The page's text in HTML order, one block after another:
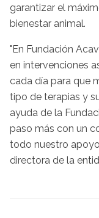
garantizar el
bienestar animal.
"En Fundación
en intervenciones
cada día para que
tipo de terapias y
ayuda de la
paso más con un
todo nuestro
directora de la